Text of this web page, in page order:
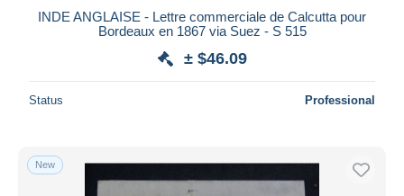
INDE ANGLAISE - Lettre commerciale de Calcutta pour
Bordeaux en 1867 via Suez - S 515
± $46.09
Status Professional
New